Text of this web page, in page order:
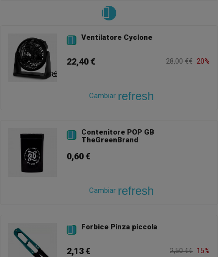
 Ventilatore Cyclone
22,40 € 28,00 €€ 20%
Cambiar refresh

Contenitore POP GB
TheGreenBrand
0,60 €
Cambiar refresh
 Forbice Pinza piccola
2,13 € 2,50 €€ 15%